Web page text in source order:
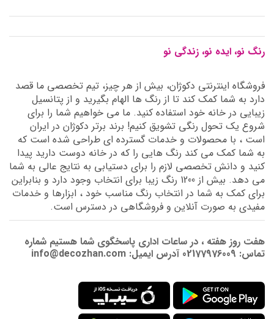
رنگ نو، ایده نو، زندگی نو
فروشگاه اینترنتی دکوژان، بیش از هر چیز، تیم تخصصی ما قصد
دارد به شما کمک کند تا از رنگ ها الهام بگیرید و از پتانسیل
زیبایی در خانه خود استفاده کنید. ما می خواهیم شما را برای
شروع یک تحول رنگی تشویق کنیم! برند برتر دکوژان در ایران
است ، با محصولات و خدمات گسترده ای طراحی شده است که
به شما کمک می کند رنگ هایی را که در خانه دوست دارید پیدا
کنید و دانش تخصصی لازم را برای دستیابی به نتایج عالی به شما
می دهد. بیش از 1200 رنگ زیبا برای انتخاب وجود دارد و بنابراین
برای کمک به شما در انتخاب رنگ مناسب خود ، ابزارها و خدمات
مفیدی به صورت آنلاین و فروشگاهی در دسترس است.
هفت روز هفته ، در ساعات اداری پاسخگوی شما هستیم شماره
تماس: 02177976009 آدرس ایمیل: info@decozhan.com